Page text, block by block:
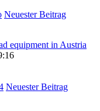
Neuester Beitrag
equipment in Austria
Neuester Beitrag